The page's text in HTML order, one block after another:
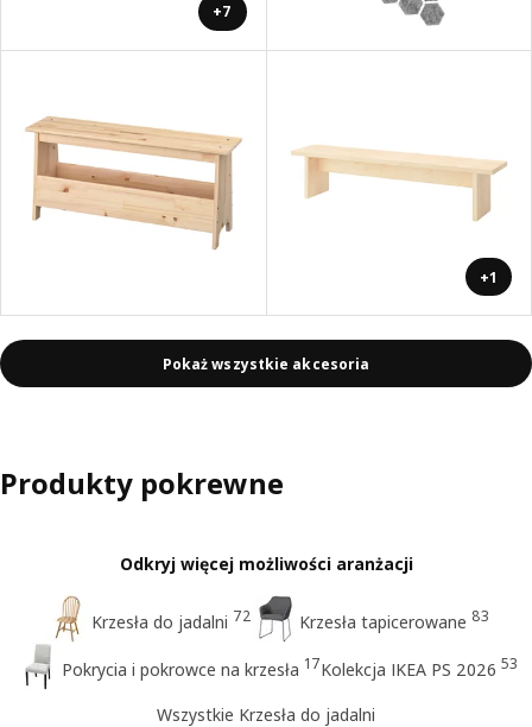
+7
+1
Pokaż wszystkie akcesoria
Produkty pokrewne
Odkryj więcej możliwości aranżacji
Krzesła do jadalni 72 Krzesła tapicerowane 83
Pokrycia i pokrowce na krzesła 17Kolekcja IKEA PS 2026 53
Wszystkie Krzesła do jadalni